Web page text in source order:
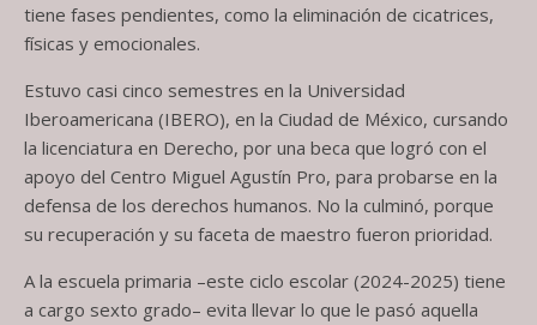
tiene fases pendientes, como la eliminación de cicatrices,
físicas y emocionales.
Estuvo casi cinco semestres en la Universidad
Iberoamericana (IBERO), en la Ciudad de México, cursando
la licenciatura en Derecho, por una beca que logró con el
apoyo del Centro Miguel Agustín Pro, para probarse en la
defensa de los derechos humanos. No la culminó, porque
su recuperación y su faceta de maestro fueron prioridad.
A la escuela primaria –este ciclo escolar (‪2024-2025‬) tiene
a cargo sexto grado– evita llevar lo que le pasó aquella